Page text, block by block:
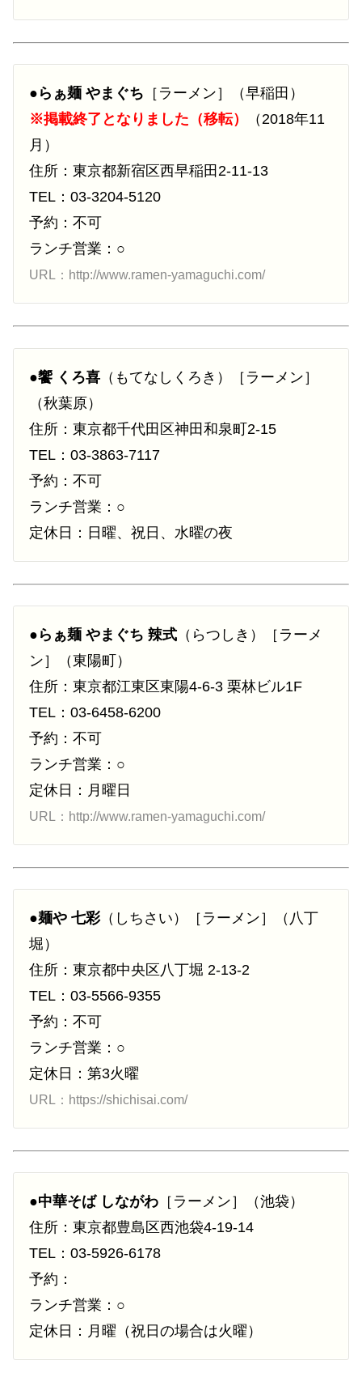
● らぁ麺 やまぐち ［ラーメン］（早稲田）
※掲載終了となりました（移転）
（2018年11
月）
住所：東京都新宿区西早稲田2-11-13
TEL：03-3204-5120
予約：不可
ランチ営業：○
URL：http://www.ramen-yamaguchi.com/
●饗 くろ喜 （もてなしくろき）［ラーメン］
（秋葉原）
住所：東京都千代田区神田和泉町2-15
TEL：03-3863-7117
予約：不可
ランチ営業：○
定休日：日曜、祝日、水曜の夜
● らぁ麺 やまぐち 辣式 （らつしき）［ラーメ
ン］（東陽町）
住所：東京都江東区東陽4-6-3 栗林ビル1F
TEL：03-6458-6200
予約：不可
ランチ営業：○
定休日：月曜日
URL：http://www.ramen-yamaguchi.com/
●麺や 七彩（しちさい）［ラーメン］（八丁
堀）
住所：東京都中央区八丁堀 2-13-2
TEL：03-5566-9355
予約：不可
ランチ営業：○
定休日：第3火曜
URL：https://shichisai.com/
●中華そば しながわ ［ラーメン］（池袋）
住所：東京都豊島区西池袋4-19-14
TEL：03-5926-6178
予約：
ランチ営業：○
定休日：月曜（祝日の場合は火曜）